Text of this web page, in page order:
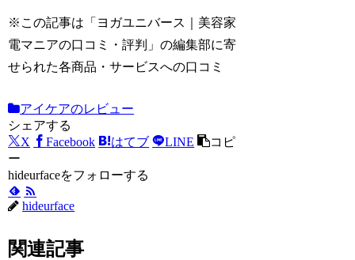
※この記事は「ヨガユニバース｜美容家
電マニアの口コミ・評判」の編集部に寄
せられた各商品・サービスへの口コミ
アイケアのレビュー
シェアする
X
Facebook はてブ LINE
コピ
ー
hideurfaceをフォローする
hideurface
関連記事